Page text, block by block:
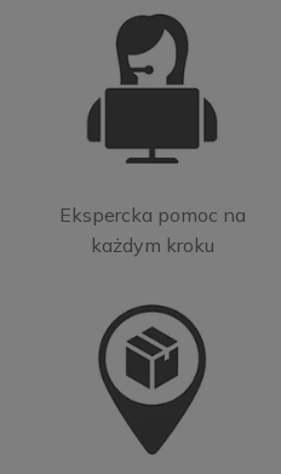
Ekspercka pomoc na
każdym kroku